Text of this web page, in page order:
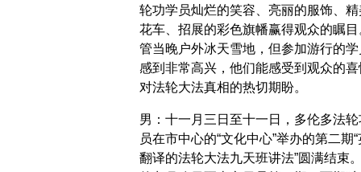
轮功学员灿烂的笑容、亮丽的服饰、精
花车、招展的彩色旗幡赢得观众的瞩目
管当晚户外冰天雪地，但参加游行的学
感到非常高兴，他们能感受到观众的喜
对法轮大法真相的热切期盼。
男：十一月三日至十一日，多伦多法轮
员在市中心的“文化中心”举办的第二期
翻译的法轮大法九天班讲法”圆满结束